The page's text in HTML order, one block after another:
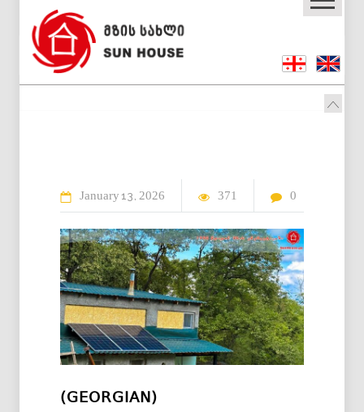
January 13 2026 371 0
(GEORGIAN)